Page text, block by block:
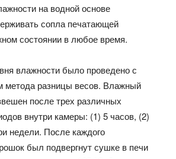
на водной основе
сопла печатающей
состоянии в любое время.
влажности было проведено с
метода разницы весов. Влажный
после трех различных
внутри камеры: (1) 5 часов, (2)
недели. После каждого
был подвергнут сушке в печи